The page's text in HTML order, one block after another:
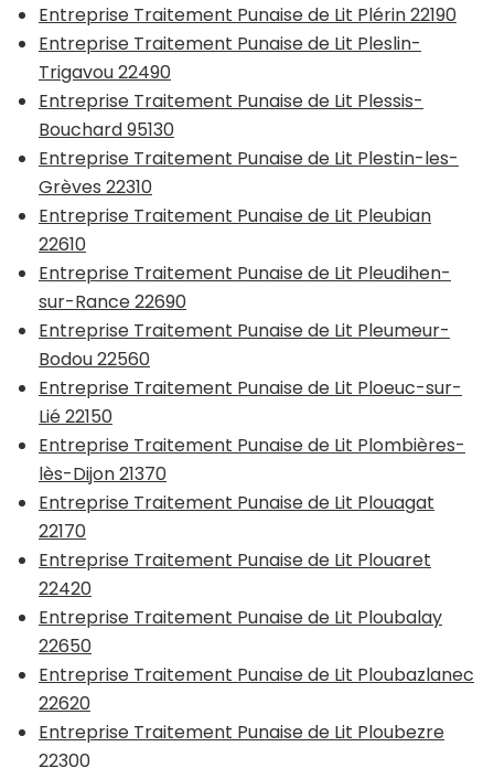
Entreprise Traitement Punaise de Lit Plérin 22190
Entreprise Traitement Punaise de Lit Pleslin-
Trigavou 22490
Entreprise Traitement Punaise de Lit Plessis-
Bouchard 95130
Entreprise Traitement Punaise de Lit Plestin-les-
Grèves 22310
Entreprise Traitement Punaise de Lit Pleubian
22610
Entreprise Traitement Punaise de Lit Pleudihen-
sur-Rance 22690
Entreprise Traitement Punaise de Lit Pleumeur-
Bodou 22560
Entreprise Traitement Punaise de Lit Ploeuc-sur-
Lié 22150
Entreprise Traitement Punaise de Lit Plombières-
lès-Dijon 21370
Entreprise Traitement Punaise de Lit Plouagat
22170
Entreprise Traitement Punaise de Lit Plouaret
22420
Entreprise Traitement Punaise de Lit Ploubalay
22650
Entreprise Traitement Punaise de Lit Ploubazlanec
22620
Entreprise Traitement Punaise de Lit Ploubezre
22300